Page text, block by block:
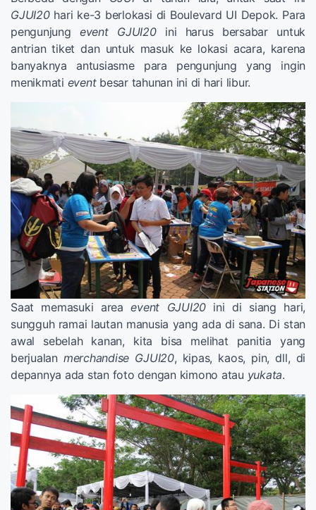
GJUI20hari ke-3 berlokasi di Boulevard UI Depok. Para
pengunjung event GJUI20ini harus bersabar untuk
antrian tiket dan untuk masuk ke lokasi acara, karena
banyaknya antusiasme para pengunjung yang ingin
menikmati eventbesar tahunan ini di hari libur.
Saat memasuki areaevent GJUI20 ini di siang hari,
sungguh ramai lautan manusia yang ada di sana. Di stan
awal sebelah kanan, kita bisa melihat panitia yang
berjualan merchandise GJUI20, kipas, kaos, pin, dll, di
depannya ada stan foto dengan kimono atau yukata.